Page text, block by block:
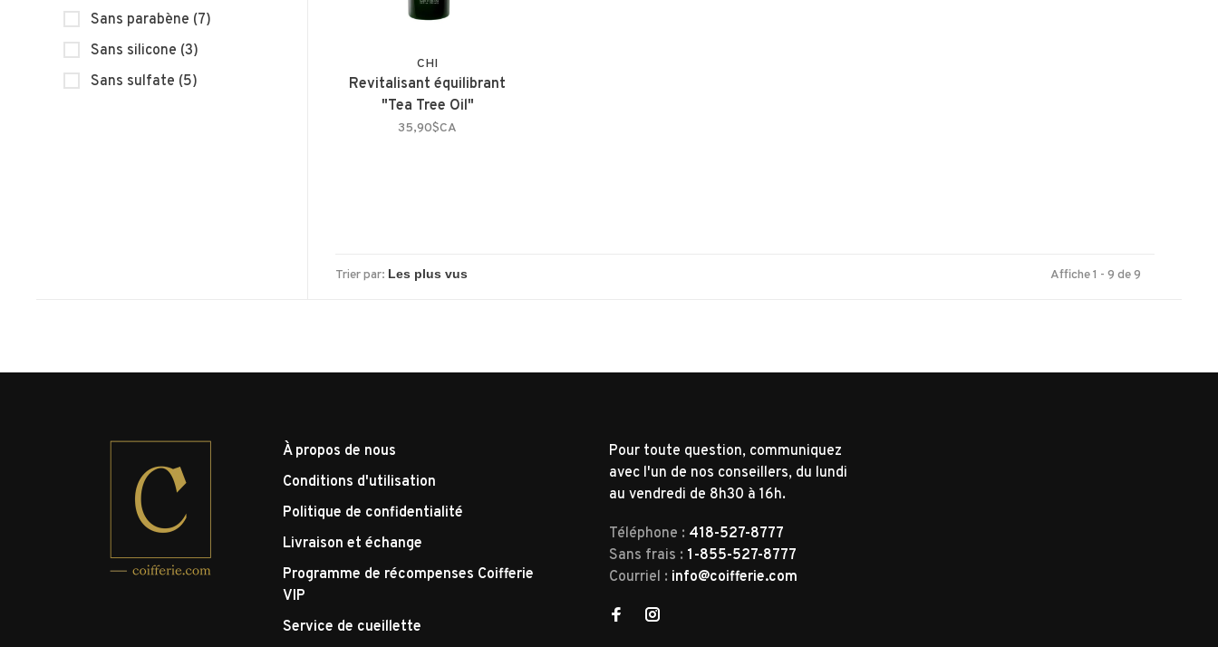
Sans parabène (7)
Sans silicone (3)
Sans sulfate (5)
CHI
Revitalisant équilibrant
"Tea Tree Oil"
35,90$CA
Trier par: Affiche 1 - 9 de 9
À propos de nous
Conditions d'utilisation
Politique de confidentialité
Livraison et échange
Programme de récompenses Coifferie
VIP
Service de cueillette
Pour toute question, communiquez
avec l'un de nos conseillers, du lundi
au vendredi de 8h30 à 16h.
Téléphone : 418-527-8777
Sans frais : 1-855-527-8777
Courriel : info@coifferie.com